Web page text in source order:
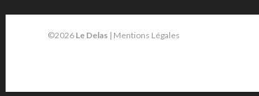
©2026 Le Delas | Mentions Légales